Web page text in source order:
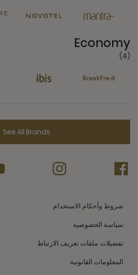
Economy
(4)
See All Brands
شروط وأحكام الاستخدام
سياسة الخصوصية
تفضيلات ملفات تعريف الارتباط
المعلومات القانونية